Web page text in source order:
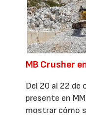
MB Crusher
Del 20 al 22 de
presente en
mostrar cómo